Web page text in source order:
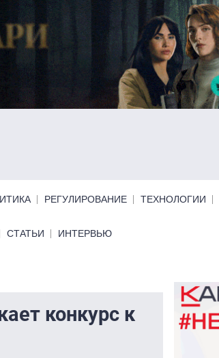
РЕГУЛИРОВАНИЕ ТЕХНОЛОГИИ
СТАТЬИ ИНТЕРВЬЮ
конкурс к